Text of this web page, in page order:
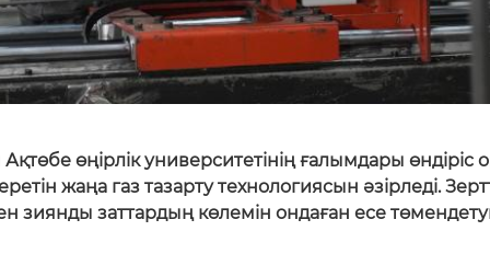
өңірлік университетінің ғалымдары
жаңа газ тазарту технологиясын әзірледі.
заттардың көлемін ондаған есе